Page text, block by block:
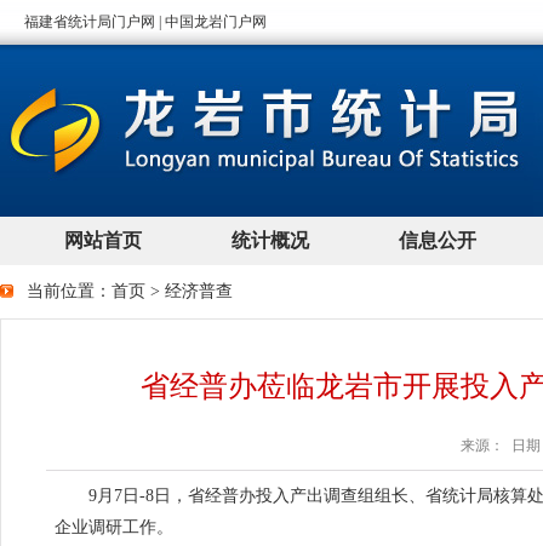
当前位置： 首页 > 经济普查
省经普办莅临龙岩市开展投入
来源： 日期
9月7日-8日，省经普办投入产出调查组组长、省统计局核算
企业调研工作。